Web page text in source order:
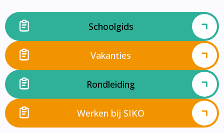
Schoolgids
Vakanties
Rondleiding
Werken bij SIKO